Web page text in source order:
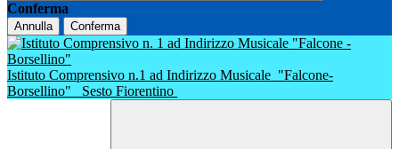
Conferma
Annulla Conferma
Istituto Comprensivo n.1 ad Indirizzo Musicale "Falcone-
Borsellino"
Sesto Fiorentino